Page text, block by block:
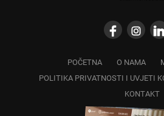
POČETNA O NAMA
POLITIKA PRIVATNOSTI I UVJETI
KONTAKT